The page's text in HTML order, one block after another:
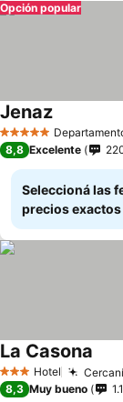
Opción popular
5 Estrellas
JenazVer precios
8,8 Excelente
Seleccioná las
precios exactos
3 Estrellas
Hotel
La Casona
8,3 Muy bueno